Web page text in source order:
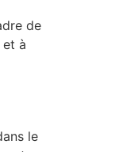
de
à
le